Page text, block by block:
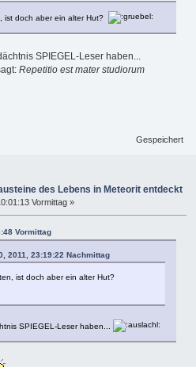
ist doch aber ein alter Hut?
SPIEGEL-Leser haben...
Repetitio est mater studiorum
Gespeichert
des Lebens in Meteorit entdeckt
Vormittag »
Vormittag
2011, 23:19:22 Nachmittag
ist doch aber ein alter Hut?
SPIEGEL-Leser haben...